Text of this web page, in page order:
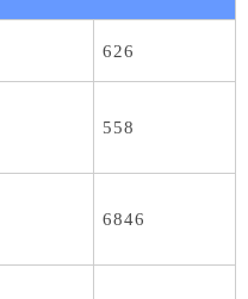
626
558
6846